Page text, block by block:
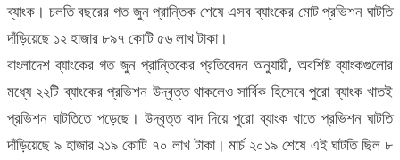
ব্যাংক। চলতি বছরের গত জুন প্রান্তিক শেষে এসব ব্যাংকের মোট প্রভিশন ঘাটতি
দাঁড়িয়েছে ১২ হাজার ৮৯৭ কোটি ৫৬ লাখ টাকা।
বাংলাদেশ ব্যাংকের গত জুন প্রান্তিকের প্রতিবেদন অনুযায়ী, অবশিষ্ট ব্যাংকগুলোর
মধ্যে ২২টি ব্যাংকের প্রভিশন উদ্বৃত্ত থাকলেও সার্বিক হিসেবে পুরো ব্যাংক খাতই
প্রভিশন ঘাটতিতে পড়েছে। উদ্বৃত্ত বাদ দিয়ে পুরো ব্যাংক খাতে প্রভিশন ঘাটতি
দাঁড়িয়েছে ৯ হাজার ২১৯ কোটি ৭০ লাখ টাকা। মার্চ ২০১৯ শেষে এই ঘাটতি ছিল ৮